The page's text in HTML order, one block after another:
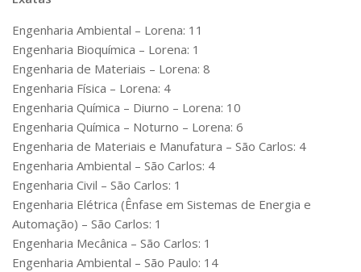
Engenharia Ambiental – Lorena: 11
Engenharia Bioquímica – Lorena: 1
Engenharia de Materiais – Lorena: 8
Engenharia Física – Lorena: 4
Engenharia Química – Diurno – Lorena: 10
Engenharia Química – Noturno – Lorena: 6
Engenharia de Materiais e Manufatura – São Carlos: 4
Engenharia Ambiental – São Carlos: 4
Engenharia Civil – São Carlos: 1
Engenharia Elétrica (Ênfase em Sistemas de Energia e
Automação) – São Carlos: 1
Engenharia Mecânica – São Carlos: 1
Engenharia Ambiental – São Paulo: 14